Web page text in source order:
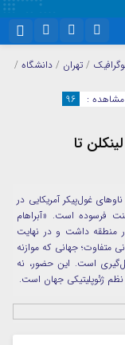
/ تهران / دانشگاه /
مشاهده :
96
تا
غول‌پیکر آمریکایی در
فرسوده است. «آبراهام
خفت‌بار در منطقه داشت و در نهایت
متفاوت؛ جهانی که موازنه
است. این حضور، نه
نظم ژئوپلیتیکی جهان است.